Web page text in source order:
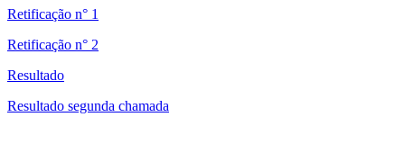
Retificação n° 1
Retificação n° 2
Resultado
Resultado segunda chamada